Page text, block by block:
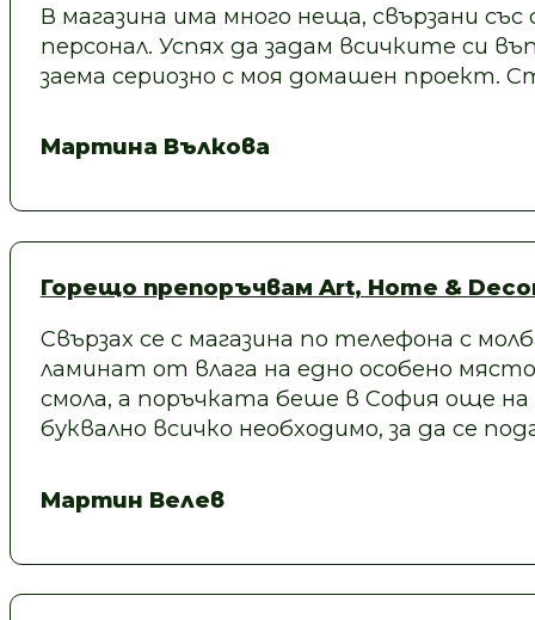
В магазина има много неща, свързани
персонал. Успях да задам всичките си
заема сериозно с моя домашен
Мартина Вълкова
Горещо препоръчвам Art, Home &
Свързах се с магазина по телефона с
ламинат от влага на едно особено
смола, а поръчката беше в София още
буквално всичко необходимо, за да се
Мартин Велев